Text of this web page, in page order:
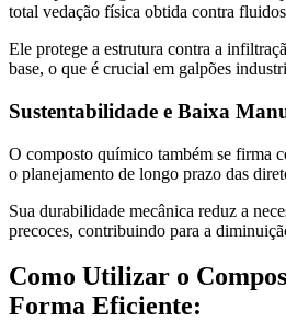
total vedação física obtida contra
Ele protege a estrutura contra a
base, o que é crucial em galpões
Sustentabilidade e Baixa
O composto químico também se firma
o planejamento de longo prazo das
Sua durabilidade mecânica reduz a
precoces, contribuindo para a
Como Utilizar o
Forma Eficiente: